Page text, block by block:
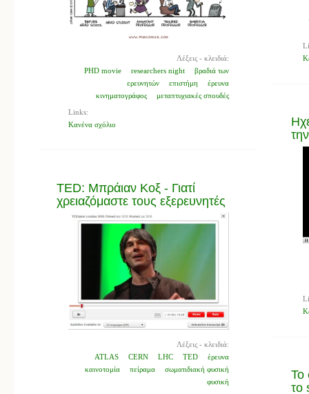
Λέξεις - κλειδιά:
PHD movie
researchers night
βραδιά των
ερευνητών
επιστήμη
έρευνα
κινηματογράφος
μεταπτυχιακές σπουδές
Links:
Κανένα σχόλιο
TED: Μπράιαν Κοξ - Γιατί
χρειαζόμαστε τους εξερευνητές
Λέξεις - κλειδιά:
ATLAS
CERN LHC TED
έρευνα
καινοτομία
πείραμα
σωματιδιακή φυσική
φυσική
Το
το